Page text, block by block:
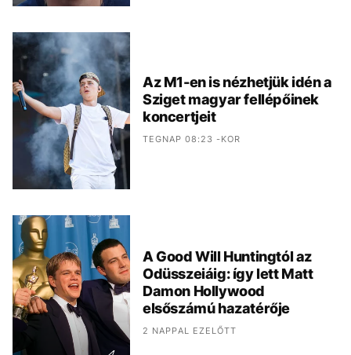
Az M1-en is nézhetjük idén a
Sziget magyar fellépőinek
koncertjeit
TEGNAP 08:23 -KOR
A Good Will Huntingtól az
Odüsszeiáig: így lett Matt
Damon Hollywood
elsőszámú hazatérője
2 NAPPAL EZELŐTT